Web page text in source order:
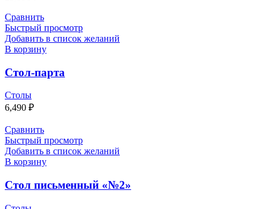
Сравнить
Быстрый просмотр
Добавить в список желаний
В корзину
Стол-парта
Столы
6,490 ₽
Сравнить
Быстрый просмотр
Добавить в список желаний
В корзину
Стол письменный «№2»